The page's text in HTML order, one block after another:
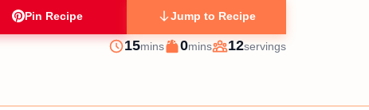
Pin Recipe Jump to Recipe
Prep
15minutes
mins
Cook
0minutes
mins
Servings
12servings